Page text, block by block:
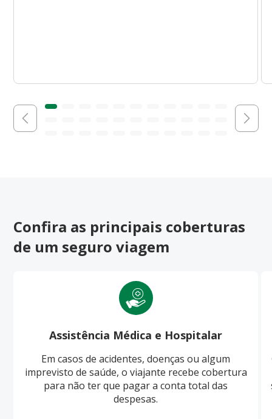
Confira as principais coberturas
de um seguro viagem
Assistência Médica e Hospitalar
Em casos de acidentes, doenças ou algum
imprevisto de saúde, o viajante recebe cobertura
para não ter que pagar a conta total das
despesas.